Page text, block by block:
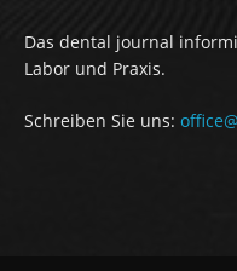
Das dental journal
Labor und Praxis.
Schreiben Sie uns: